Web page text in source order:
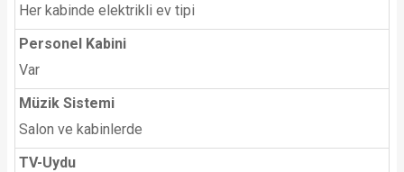
Her kabinde elektrikli ev tipi
Personel Kabini
Var
Müzik Sistemi
Salon ve kabinlerde
TV-Uydu